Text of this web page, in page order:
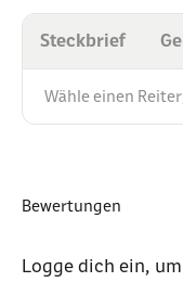
Steckbrief
Wähle einen
Bewertungen
Logge dich ein,